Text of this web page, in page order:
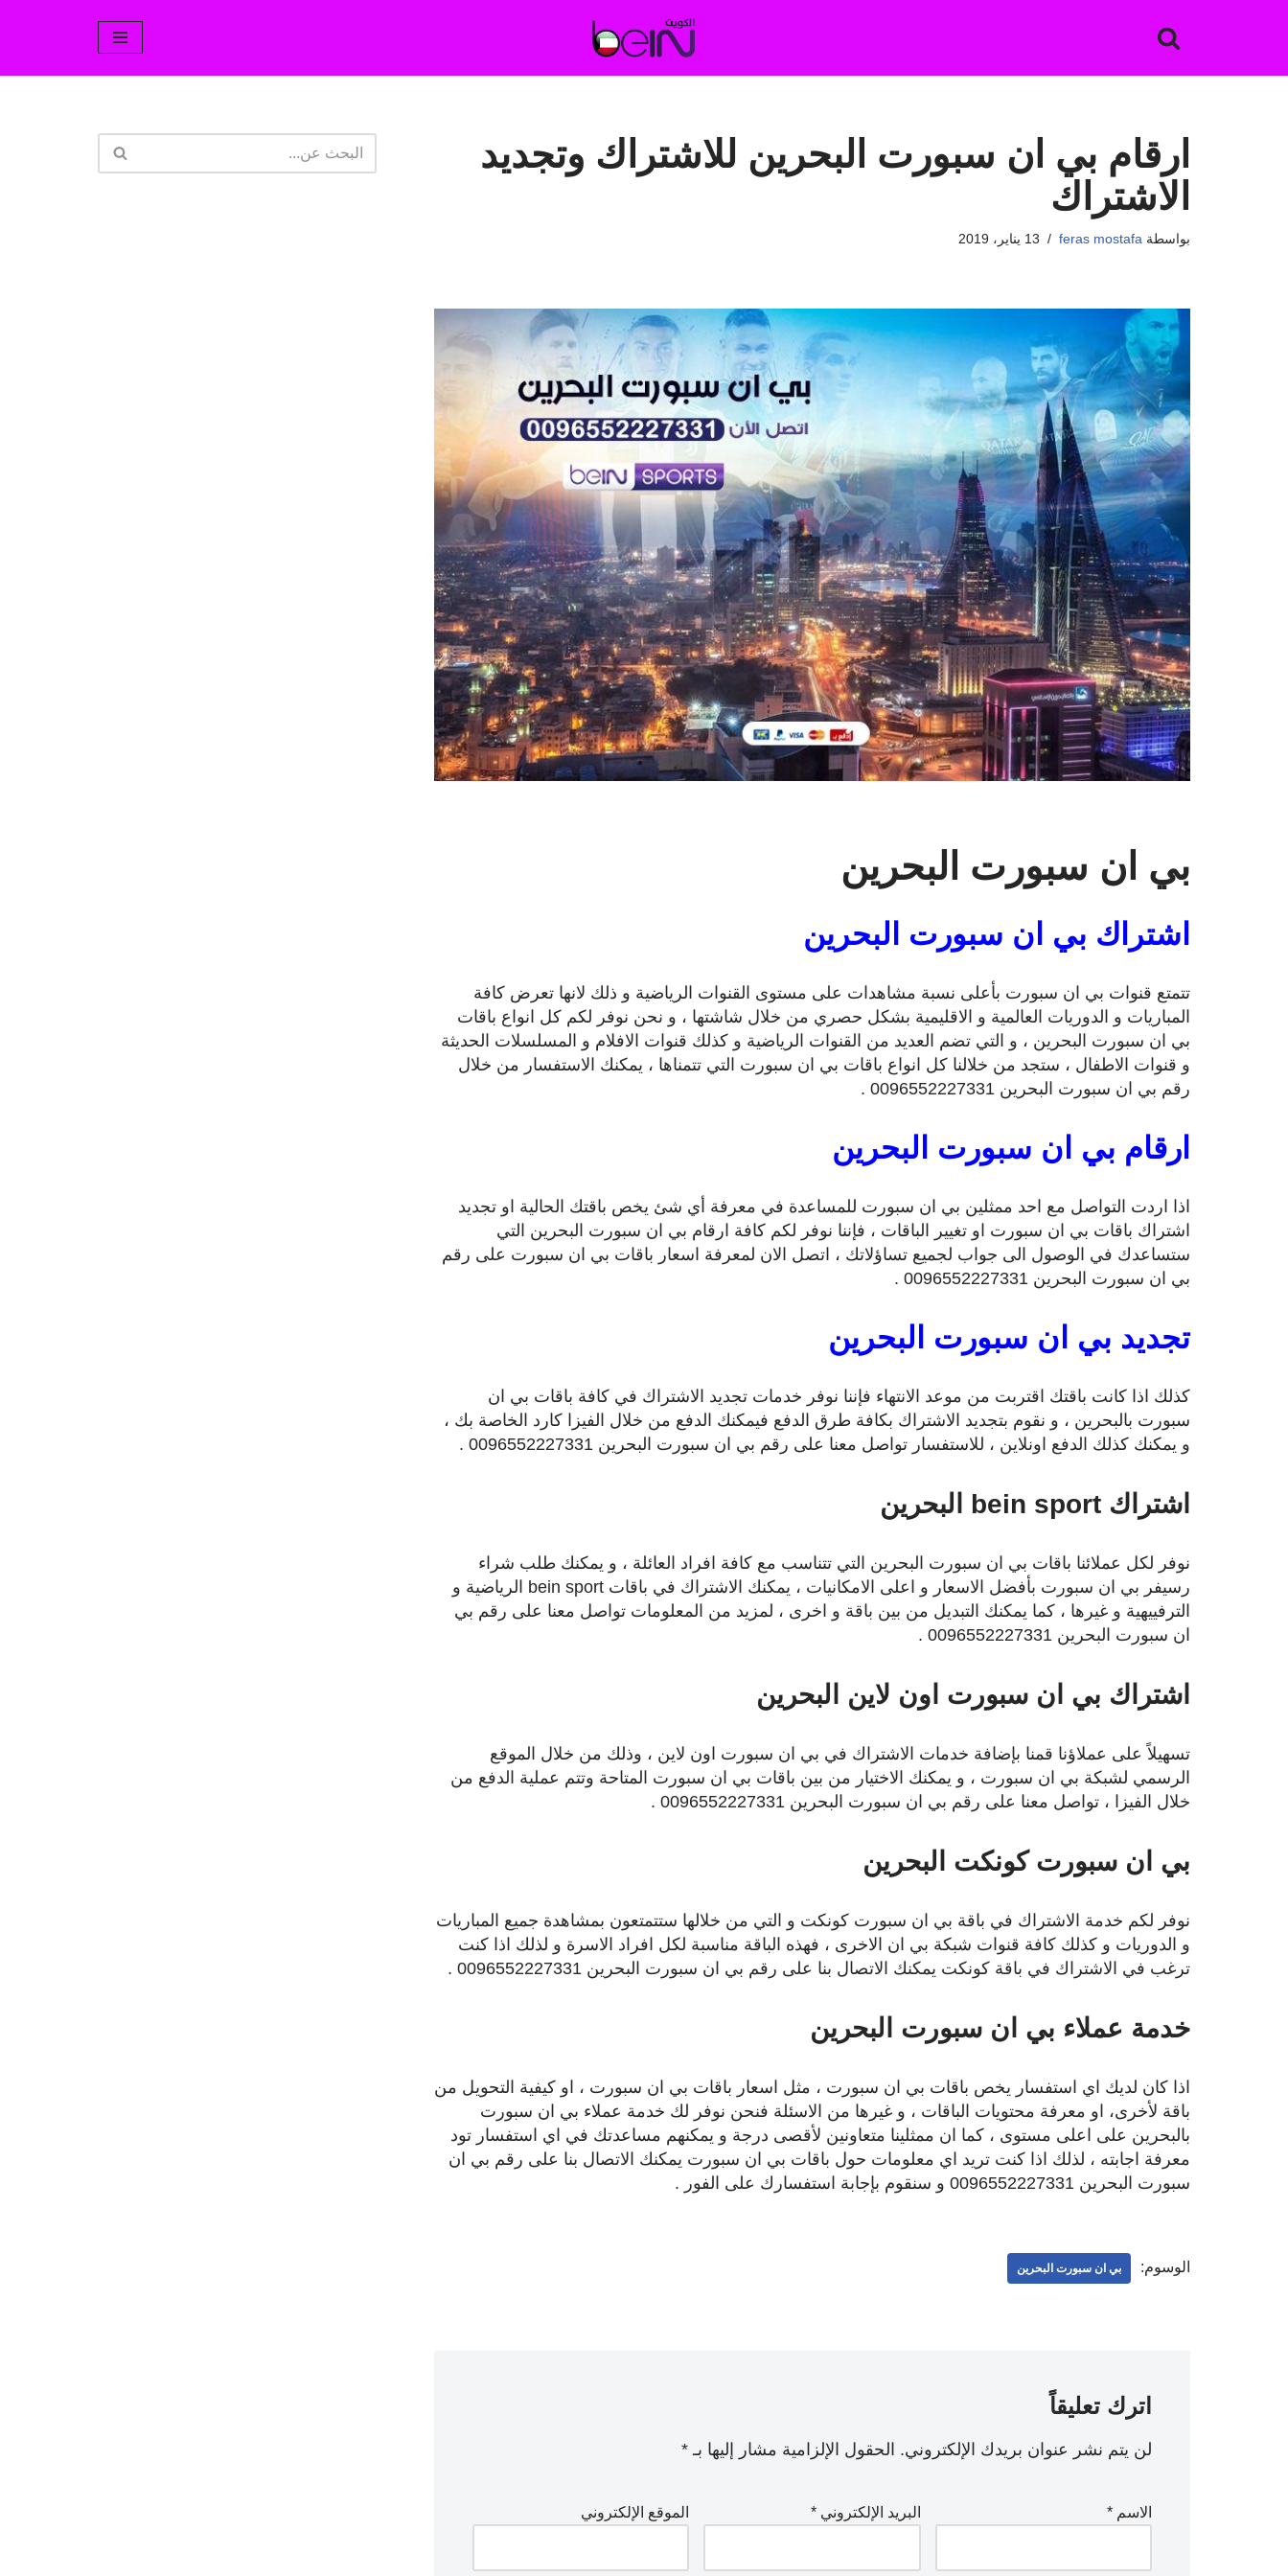
إلى
ارقام بي ان سبورت البحرين للاشتراك وتجديد
الاشتراك
بواسطة feras mostafa 13 يناير، 2019
بي ان سبورت البحرين
اشتراك بي ان سبورت البحرين
تتمتع قنوات بي ان سبورت بأعلى نسبة مشاهدات على مستوى القنوات الرياضية و ذلك لانها تعرض كافة
المباريات و الدوريات العالمية و الاقليمية بشكل حصري من خلال شاشتها ، و نحن نوفر لكم كل انواع باقات
بي ان سبورت البحرين ، و التي تضم العديد من القنوات الرياضية و كذلك قنوات الافلام و المسلسلات الحديثة
و قنوات الاطفال ، ستجد من خلالنا كل انواع باقات بي ان سبورت التي تتمناها ، يمكنك الاستفسار من خلال
رقم بي ان سبورت البحرين 0096552227331 .
ارقام بي ان سبورت البحرين
اذا اردت التواصل مع احد ممثلين بي ان سبورت للمساعدة في معرفة أي شئ يخص باقتك الحالية او تجديد
اشتراك باقات بي ان سبورت او تغيير الباقات ، فإننا نوفر لكم كافة ارقام بي ان سبورت البحرين التي
ستساعدك في الوصول الى جواب لجميع تساؤلاتك ، اتصل الان لمعرفة اسعار باقات بي ان سبورت على رقم
بي ان سبورت البحرين 0096552227331 .
تجديد بي ان سبورت البحرين
كذلك اذا كانت باقتك اقتربت من موعد الانتهاء فإننا نوفر خدمات تجديد الاشتراك في كافة باقات بي ان
سبورت بالبحرين ، و نقوم بتجديد الاشتراك بكافة طرق الدفع فيمكنك الدفع من خلال الفيزا كارد الخاصة بك ،
و يمكنك كذلك الدفع اونلاين ، للاستفسار تواصل معنا على رقم بي ان سبورت البحرين 0096552227331 .
اشتراك bein sport البحرين
نوفر لكل عملائنا باقات بي ان سبورت البحرين التي تتناسب مع كافة افراد العائلة ، و يمكنك طلب شراء
رسيفر بي ان سبورت بأفضل الاسعار و اعلى الامكانيات ، يمكنك الاشتراك في باقات bein sport الرياضية و
الترفييهية و غيرها ، كما يمكنك التبديل من بين باقة و اخرى ، لمزيد من المعلومات تواصل معنا على رقم بي
ان سبورت البحرين 0096552227331 .
اشتراك بي ان سبورت اون لاين البحرين
تسهيلاً على عملاؤنا قمنا بإضافة خدمات الاشتراك في بي ان سبورت اون لاين ، وذلك من خلال الموقع
الرسمي لشبكة بي ان سبورت ، و يمكنك الاختيار من بين باقات بي ان سبورت المتاحة وتتم عملية الدفع من
خلال الفيزا ، تواصل معنا على رقم بي ان سبورت البحرين 0096552227331 .
بي ان سبورت كونكت البحرين
نوفر لكم خدمة الاشتراك في باقة بي ان سبورت كونكت و التي من خلالها ستتمتعون بمشاهدة جميع المباريات
و الدوريات و كذلك كافة قنوات شبكة بي ان الاخرى ، فهذه الباقة مناسبة لكل افراد الاسرة و لذلك اذا كنت
ترغب في الاشتراك في باقة كونكت يمكنك الاتصال بنا على رقم بي ان سبورت البحرين 0096552227331 .
خدمة عملاء بي ان سبورت البحرين
اذا كان لديك اي استفسار يخص باقات بي ان سبورت ، مثل اسعار باقات بي ان سبورت ، او كيفية التحويل من
باقة لأخرى، او معرفة محتويات الباقات ، و غيرها من الاسئلة فنحن نوفر لك خدمة عملاء بي ان سبورت
بالبحرين على اعلى مستوى ، كما ان ممثلينا متعاونين لأقصى درجة و يمكنهم مساعدتك في اي استفسار تود
معرفة اجابته ، لذلك اذا كنت تريد اي معلومات حول باقات بي ان سبورت يمكنك الاتصال بنا على رقم بي ان
سبورت البحرين 0096552227331 و سنقوم بإجابة استفسارك على الفور .
الوسوم: بي ان سبورت البحرين
اترك تعليقاً
لن يتم نشر عنوان بريدك الإلكتروني. الحقول الإلزامية مشار إليها بـ *
الاسم * البريد الإلكتروني* الموقع الإلكتروني